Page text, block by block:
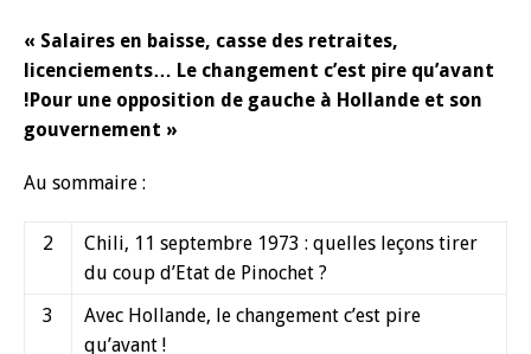
« Salaires en baisse, casse des retraites,
licenciements… Le changement c’est pire qu’avant
!Pour une opposition de gauche à Hollande et son
gouvernement »
Au sommaire :
2
Chili, 11 septembre 1973 : quelles leçons tirer
du coup d’Etat de Pinochet ?
3
Avec Hollande, le changement c’est pire
qu’avant !